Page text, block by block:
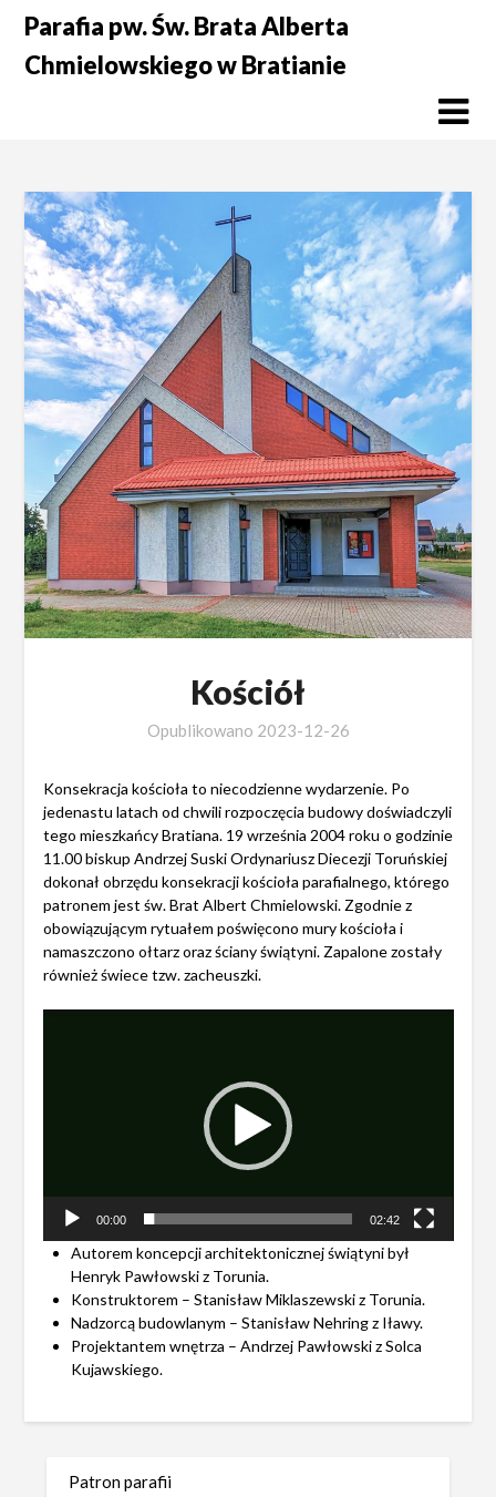
Skip
content
Parafia pw. Św. Brata Alberta
Chmielowskiego w Bratianie
Kościół
Opublikowano 2023-12-26
Konsekracja kościoła to niecodzienne wydarzenie. Po
jedenastu latach od chwili rozpoczęcia budowy doświadczyli
tego mieszkańcy Bratiana. 19 września 2004 roku o godzinie
11.00 biskup Andrzej Suski Ordynariusz Diecezji Toruńskiej
dokonał obrzędu konsekracji kościoła parafialnego, którego
patronem jest św. Brat Albert Chmielowski. Zgodnie z
obowiązującym rytuałem poświęcono mury kościoła i
namaszczono ołtarz oraz ściany świątyni. Zapalone zostały
również świece tzw. zacheuszki.
00:00 02:42
Autorem koncepcji architektonicznej świątyni był
Henryk Pawłowski z Torunia.
Konstruktorem – Stanisław Miklaszewski z Torunia.
Nadzorcą budowlanym – Stanisław Nehring z Iławy.
Projektantem wnętrza – Andrzej Pawłowski z Solca
Kujawskiego.
Patron parafii